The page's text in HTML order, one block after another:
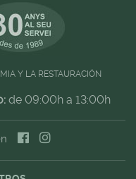
Y LA RESTAURACIÓN
de 09:00h a 13:00h